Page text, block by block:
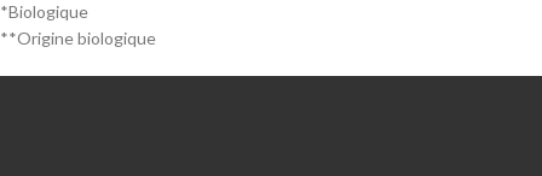
*Biologique
**Origine biologique